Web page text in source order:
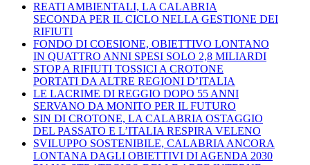
REATI AMBIENTALI, LA CALABRIA
SECONDA PER IL CICLO NELLA GESTIONE DEI
RIFIUTI
FONDO DI COESIONE, OBIETTIVO LONTANO
IN QUATTRO ANNI SPESI SOLO 2,8 MILIARDI
STOP A RIFIUTI TOSSICI A CROTONE
PORTATI DA ALTRE REGIONI D’ITALIA
LE LACRIME DI REGGIO DOPO 55 ANNI
SERVANO DA MONITO PER IL FUTURO
SIN DI CROTONE, LA CALABRIA OSTAGGIO
DEL PASSATO E L’ITALIA RESPIRA VELENO
SVILUPPO SOSTENIBILE, CALABRIA ANCORA
LONTANA DAGLI OBIETTIVI DI AGENDA 2030